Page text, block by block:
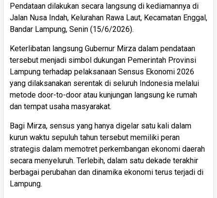
Pendataan dilakukan secara langsung di kediamannya di
Jalan Nusa Indah, Kelurahan Rawa Laut, Kecamatan Enggal,
Bandar Lampung, Senin (15/6/2026).
Keterlibatan langsung Gubernur Mirza dalam pendataan
tersebut menjadi simbol dukungan Pemerintah Provinsi
Lampung terhadap pelaksanaan Sensus Ekonomi 2026
yang dilaksanakan serentak di seluruh Indonesia melalui
metode door-to-door atau kunjungan langsung ke rumah
dan tempat usaha masyarakat.
Bagi Mirza, sensus yang hanya digelar satu kali dalam
kurun waktu sepuluh tahun tersebut memiliki peran
strategis dalam memotret perkembangan ekonomi daerah
secara menyeluruh. Terlebih, dalam satu dekade terakhir
berbagai perubahan dan dinamika ekonomi terus terjadi di
Lampung.